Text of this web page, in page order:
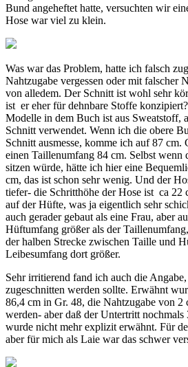
Bund angeheftet hatte, versuchten wir
Hose war viel zu klein.
Was war das Problem, hatte ich falsch
Nahtzugabe vergessen oder mit falscher
von alledem. Der Schnitt ist wohl sehr
ist er eher für dehnbare Stoffe
Modelle in dem Buch ist aus Sweatstoff,
Schnitt verwendet. Wenn ich die obere
Schnitt ausmesse, komme ich auf 87 cm.
einen Taillenumfang 84 cm. Selbst wenn
sitzen würde, hätte ich hier eine
cm, das ist schon sehr wenig. Und der
tiefer- die Schritthöhe der Hose ist ca 22
auf der Hüfte, was ja eigentlich sehr
auch gerader gebaut als eine Frau, aber
Hüftumfang größer als der
der halben Strecke zwischen Taille und
Leibesumfang dort größer.
Sehr irritierend fand ich auch die
zugeschnitten werden sollte. Erwähnt
86,4 cm in Gr. 48, die Nahtzugabe von 2
werden- aber daß der Untertritt
wurde nicht mehr explizit erwähnt. Für
aber für mich als Laie war das schwer